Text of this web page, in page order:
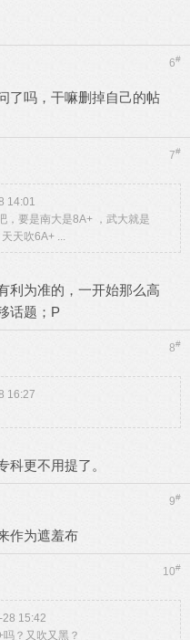
6#
了吗，干嘛删掉自己的帖
7#
14:01
，要是南大是8A+ ，武大就是
天吹6A+ ...
利为准的，一开始那么高
话题；P
8#
16:27
科更不用提了。
9#
作为遮羞布
10#
28 15:42
？又吹又黑？